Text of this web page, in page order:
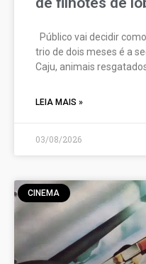
Público vai decidir
trio de dois meses é a
Caju, animais
LEIA MAIS »
03/08/2026
CINEMA